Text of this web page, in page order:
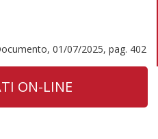
01/07/2025, pag. 402
ON-LINE